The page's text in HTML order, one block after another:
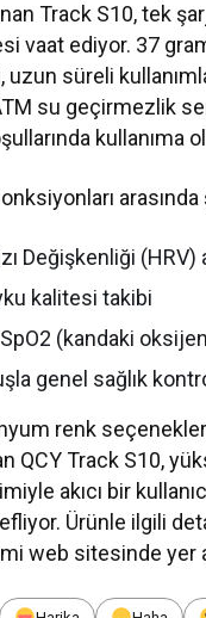
Track S10, tek
vaat ediyor. 37
uzun süreli
su geçirmezlik
kullanıma
Değişkenliği (HRV)
kalitesi takibi
SpO2 (kandaki
genel sağlık
renk
QCY Track S10,
akıcı bir
Ürünle ilgili
web sitesinde yer